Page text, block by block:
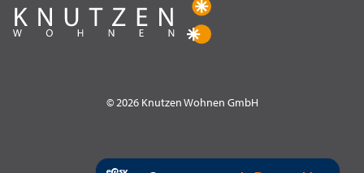
© 2026 Knutzen Wohnen GmbH